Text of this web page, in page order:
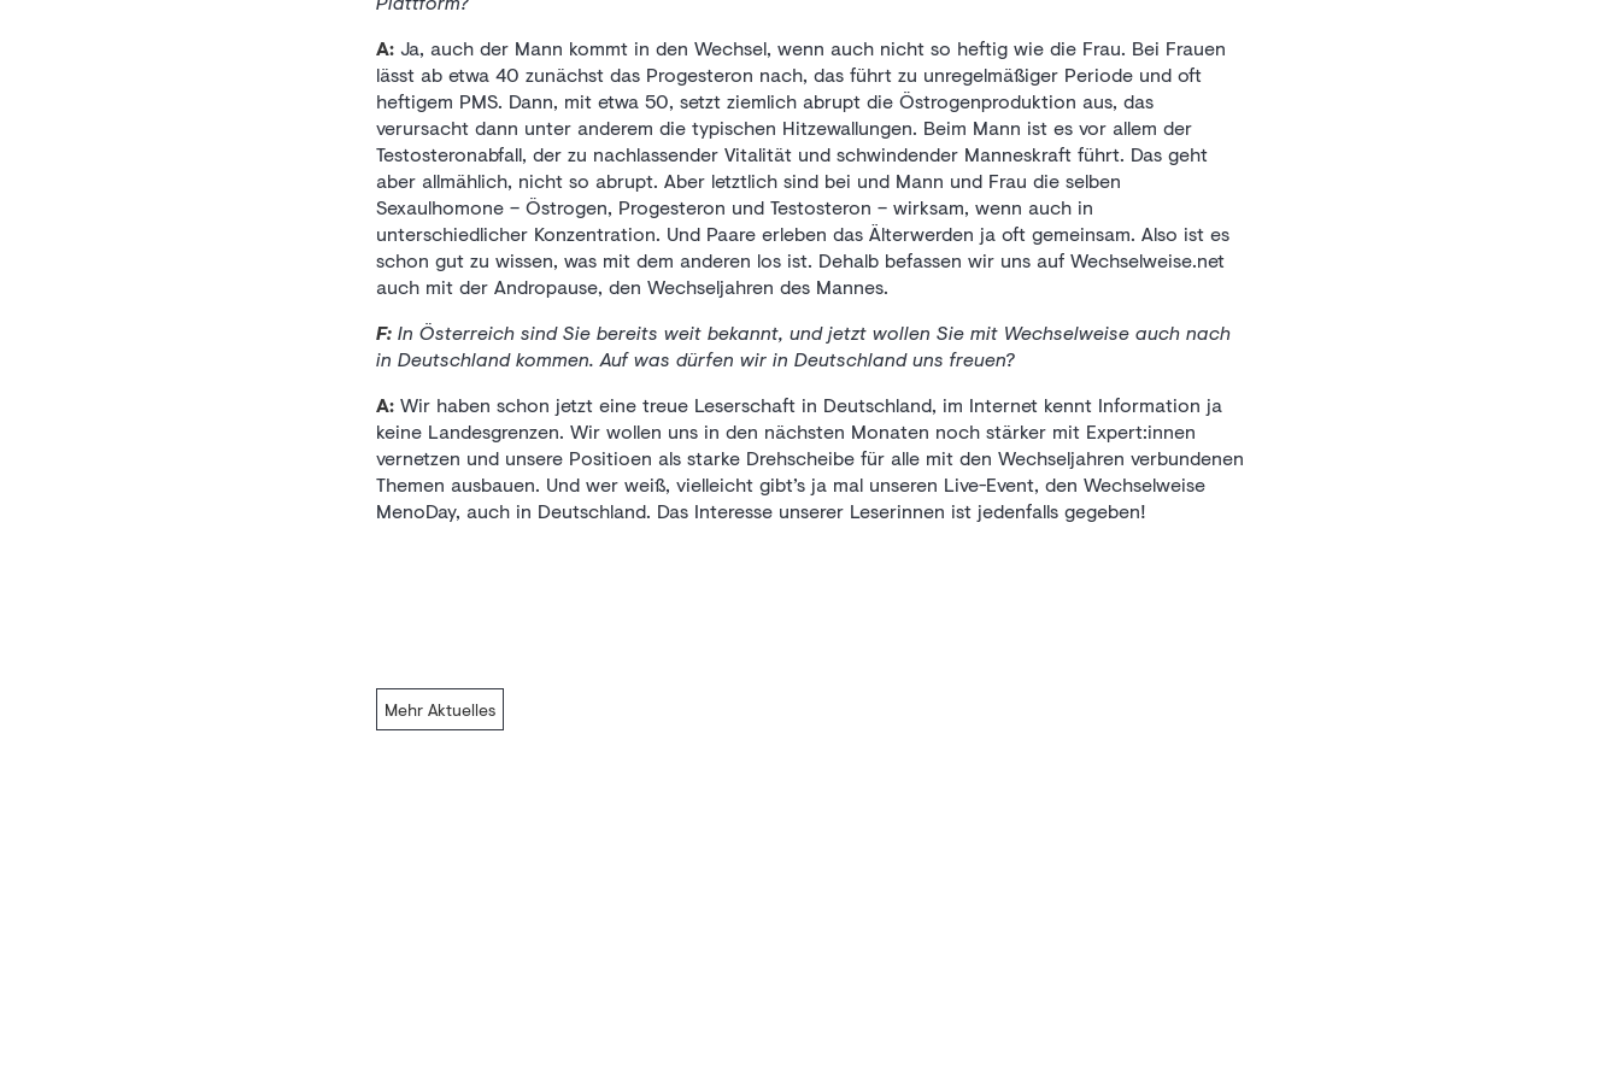
A: Ja, auch der Mann kommt in den Wechsel, wenn auch nicht so heftig wie die Frau. Bei Frauen
lässt ab etwa 40 zunächst das Progesteron nach, das führt zu unregelmäßiger Periode und oft
heftigem PMS. Dann, mit etwa 50, setzt ziemlich abrupt die Östrogenproduktion aus, das
verursacht dann unter anderem die typischen Hitzewallungen. Beim Mann ist es vor allem der
Testosteronabfall, der zu nachlassender Vitalität und schwindender Manneskraft führt. Das geht
aber allmählich, nicht so abrupt. Aber letztlich sind bei und Mann und Frau die selben
Sexaulhomone – Östrogen, Progesteron und Testosteron – wirksam, wenn auch in
unterschiedlicher Konzentration. Und Paare erleben das Älterwerden ja oft gemeinsam. Also ist es
schon gut zu wissen, was mit dem anderen los ist. Dehalb befassen wir uns auf Wechselweise.net
auch mit der Andropause, den Wechseljahren des Mannes.
F: In Österreich sind Sie bereits weit bekannt, und jetzt wollen Sie mit Wechselweise auch nach
in Deutschland kommen. Auf was dürfen wir in Deutschland uns freuen?
A: Wir haben schon jetzt eine treue Leserschaft in Deutschland, im Internet kennt Information ja
keine Landesgrenzen. Wir wollen uns in den nächsten Monaten noch stärker mit Expert:innen
vernetzen und unsere Positioen als starke Drehscheibe für alle mit den Wechseljahren verbundenen
Themen ausbauen. Und wer weiß, vielleicht gibt’s ja mal unseren Live-Event, den Wechselweise
MenoDay, auch in Deutschland. Das Interesse unserer Leserinnen ist jedenfalls gegeben!
Mehr Aktuelles